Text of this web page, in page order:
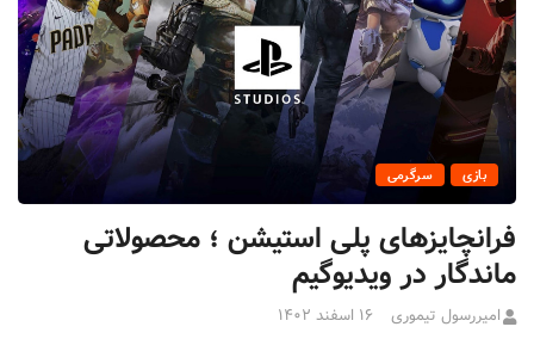
بازی سرگرمی
فرانچایزهای پلی استیشن ؛ محصولاتی
ماندگار در ویدیوگیم
امیررسول تیموری ۱۶ اسفند ۱۴۰۲